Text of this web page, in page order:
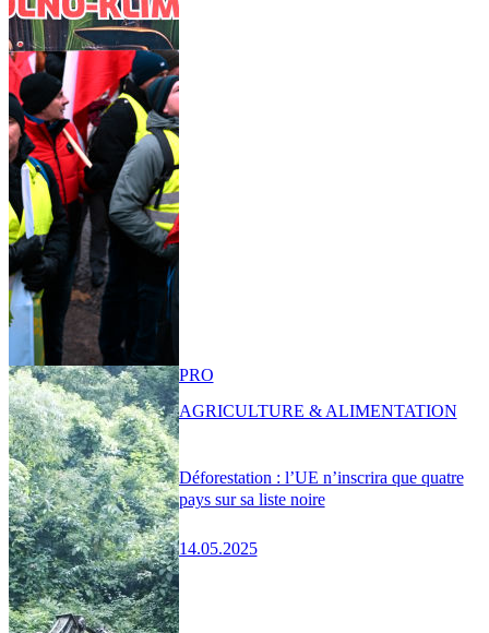
Déforestation : l’UE n’inscrira que quatre
pays sur sa liste noire
14.05.2025
PRO
AGRICULTURE & ALIMENTATION